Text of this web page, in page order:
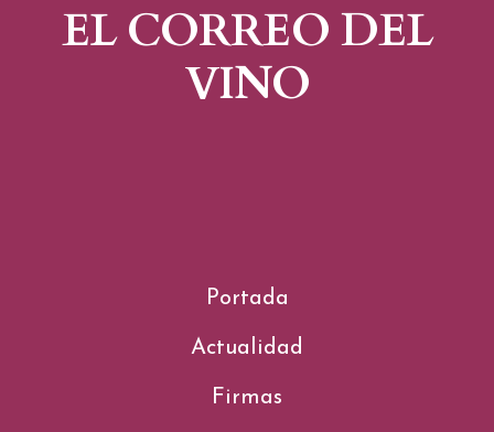
EL CORREO DEL
VINO
Portada
Actualidad
Firmas